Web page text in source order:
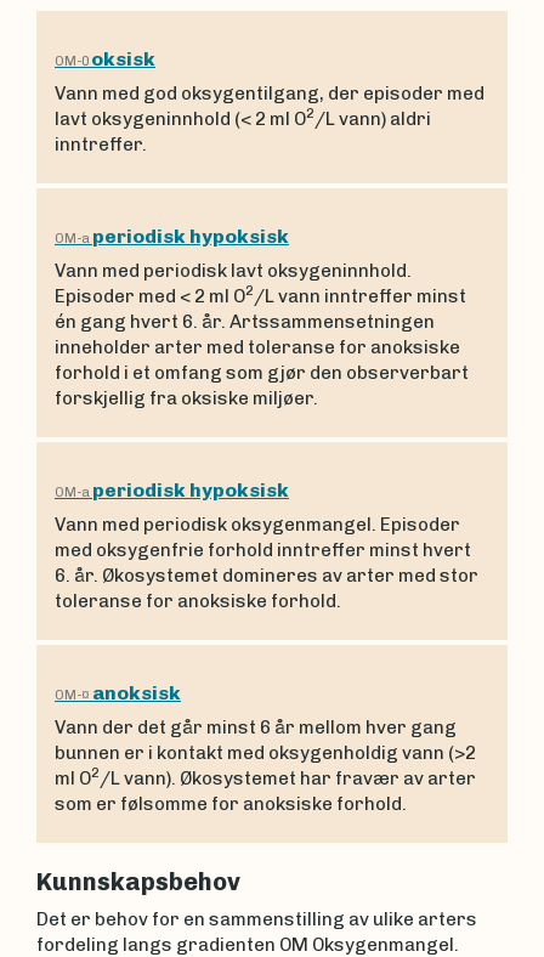
OM-0 oksisk
Vann med god oksygentilgang, der episoder med
lavt oksygeninnhold (< 2 ml O2 /L vann) aldri
inntreffer.
OM-a periodisk hypoksisk
Vann med periodisk lavt oksygeninnhold.
Episoder med < 2 ml O2 /L vann inntreffer minst
én gang hvert 6. år. Artssammensetningen
inneholder arter med toleranse for anoksiske
forhold i et omfang som gjør den observerbart
forskjellig fra oksiske miljøer.
OM-a periodisk hypoksisk
Vann med periodisk oksygenmangel. Episoder
med oksygenfrie forhold inntreffer minst hvert
6. år. Økosystemet domineres av arter med stor
toleranse for anoksiske forhold.
OM-¤ anoksisk
Vann der det går minst 6 år mellom hver gang
bunnen er i kontakt med oksygenholdig vann (>2
ml O2 /L vann). Økosystemet har fravær av arter
som er følsomme for anoksiske forhold.
Kunnskapsbehov
Det er behov for en sammenstilling av ulike arters
fordeling langs gradienten OM Oksygenmangel.